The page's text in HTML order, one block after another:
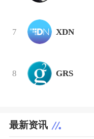
7 XDN
8 GRS
最新资讯